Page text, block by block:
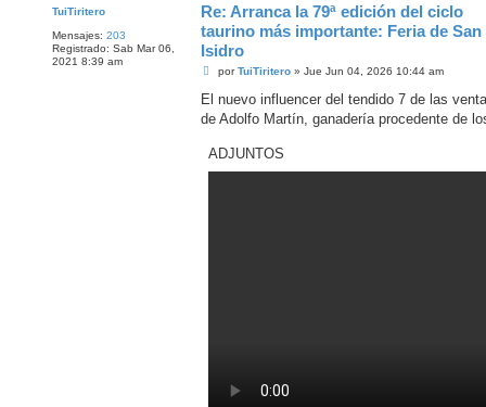
TuiTiritero
Mensajes: 203
Registrado: Sab Mar 06,
2021 8:39 am
Re: Arranca la 79ª edición del ciclo
taurino más importante: Feria de San
Isidro
M
n
a
e
porTuiTiritero» Jue Jun 04, 2026 10:44 am
El nuevo influencer del tendido 7 de las
de Adolfo Martín, ganadería procedente de
ADJUNTOS